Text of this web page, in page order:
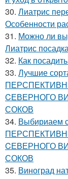
30. Лиатрис
Особенности
31. Можно ли
Лиатрис
32. Как
33. Лучшие
CЕВЕРНОГО
СОКОВ
34. Выбириаем
CЕВЕРНОГО
СОКОВ
35. Виноград